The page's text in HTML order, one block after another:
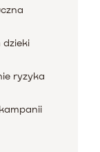
dzieki
ryzyka